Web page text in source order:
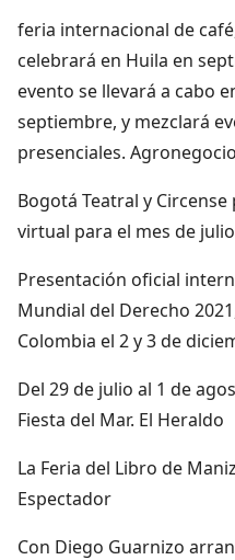
feria internacional de
celebrará en Huila en
evento se llevará a cabo
septiembre, y mezclará
presenciales.
Bogotá Teatral y
virtual para el mes de
Presentación oficial
Mundial del Derecho
Colombia el 2 y 3 de
Del 29 de julio al 1 de
Fiesta del Mar. El Heraldo
La Feria del Libro de
Espectador
Con Diego Guarnizo